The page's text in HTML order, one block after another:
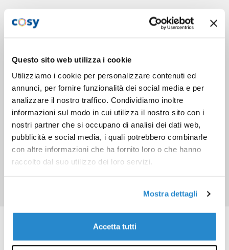
Questo sito web utilizza i cookie
Utilizziamo i cookie per personalizzare contenuti ed
annunci, per fornire funzionalità dei social media e per
analizzare il nostro traffico. Condividiamo inoltre
informazioni sul modo in cui utilizza il nostro sito con i
nostri partner che si occupano di analisi dei dati web,
pubblicità e social media, i quali potrebbero combinarle
con altre informazioni che ha fornito loro o che hanno
raccolto dal suo utilizzo dei loro servizi.
Mostra dettagli
Accetta tutti